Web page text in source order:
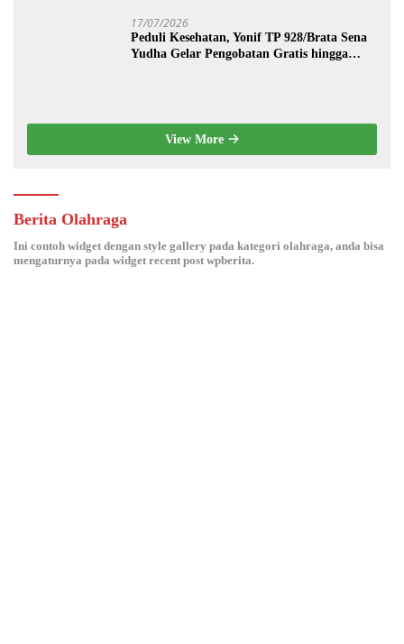
17/07/2026
Peduli Kesehatan, Yonif TP 928/Brata Sena
Yudha Gelar Pengobatan Gratis hingga
View More
Berita Olahraga
Ini contoh widget dengan style gallery pada kategori olahraga, anda bisa
mengaturnya pada widget recent post wpberita.